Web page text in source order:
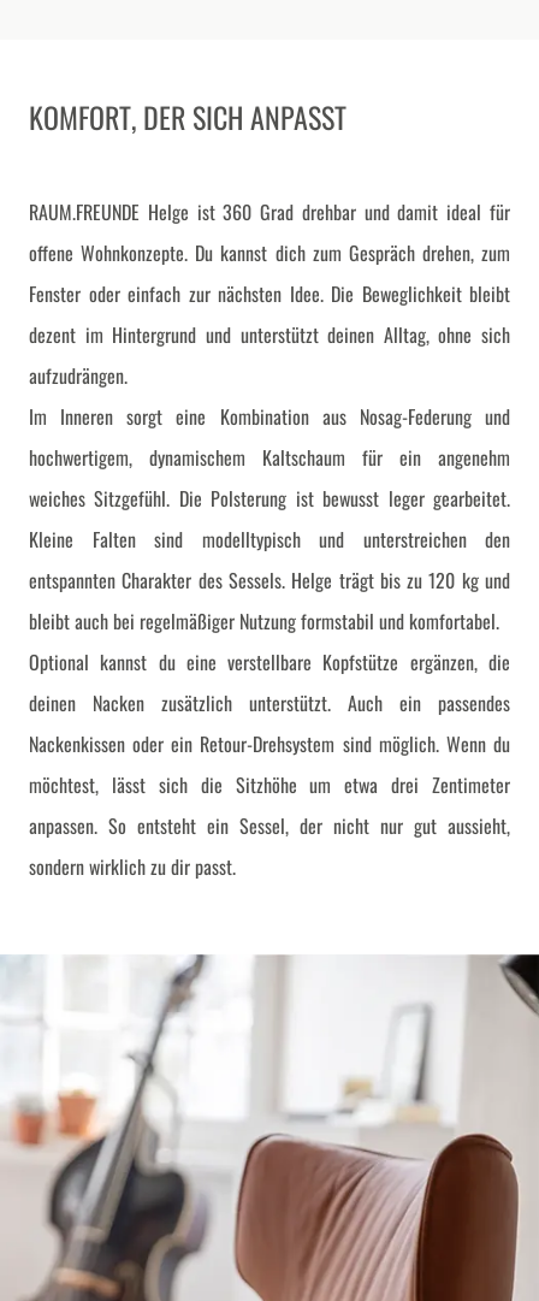
KOMFORT, DER SICH ANPASST
RAUM.FREUNDE Helge ist 360 Grad drehbar und damit ideal für
offene Wohnkonzepte. Du kannst dich zum Gespräch drehen, zum
Fenster oder einfach zur nächsten Idee. Die Beweglichkeit bleibt
dezent im Hintergrund und unterstützt deinen Alltag, ohne sich
aufzudrängen.
Im Inneren sorgt eine Kombination aus Nosag-Federung und
hochwertigem, dynamischem Kaltschaum für ein angenehm
weiches Sitzgefühl. Die Polsterung ist bewusst leger gearbeitet.
Kleine Falten sind modelltypisch und unterstreichen den
entspannten Charakter des Sessels. Helge trägt bis zu 120 kg und
bleibt auch bei regelmäßiger Nutzung formstabil und komfortabel.
Optional kannst du eine verstellbare Kopfstütze ergänzen, die
deinen Nacken zusätzlich unterstützt. Auch ein passendes
Nackenkissen oder ein Retour-Drehsystem sind möglich. Wenn du
möchtest, lässt sich die Sitzhöhe um etwa drei Zentimeter
anpassen. So entsteht ein Sessel, der nicht nur gut aussieht,
sondern wirklich zu dir passt.